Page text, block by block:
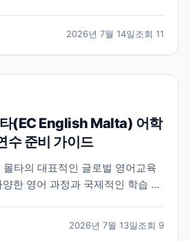
함께 정리했습니다.
2026년 7월 14일조회 11
(EC English Malta) 어학
수 준비 가이드
타의 대표적인 글로벌 영어교육
한 영어 과정과 국제적인 학습 환
2026년 7월 13일조회 9